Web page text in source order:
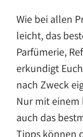
Wie bei allen
leicht, das
Parfümerie,
erkundigt
nach Zweck
Nur mit
auch das
Tipps können